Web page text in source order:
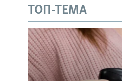
ТОП-ТЕМА